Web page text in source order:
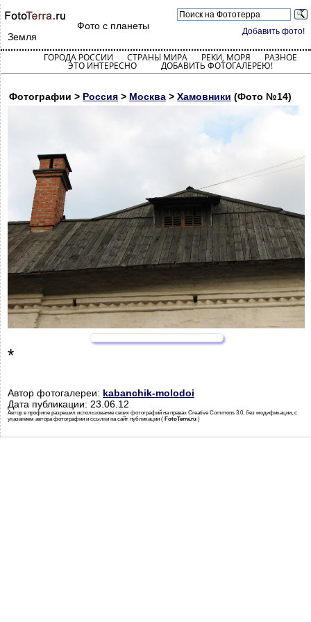
Добавить фото!
Фото с планеты
Земля
ГОРОДА РОССИИ СТРАНЫ МИРА РЕКИ, МОРЯ РАЗНОЕ
ЭТО ИНТЕРЕСНО ДОБАВИТЬ ФОТОГАЛЕРЕЮ!
Фотографии > Россия > Москва > Хамовники (Фото №14)
*
Автор фотогалереи: kabanchik-molodoi
Дата публикации: 23.06.12
Автор в профиле разрешил использование своих фотографий на правах Creative Commons 3.0, без модификации, с
указанием автора фотографии и ссылки на сайт публикации ( FotoTerra.ru )